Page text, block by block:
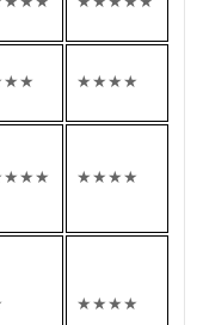
★★★★
★★★★
★★★★